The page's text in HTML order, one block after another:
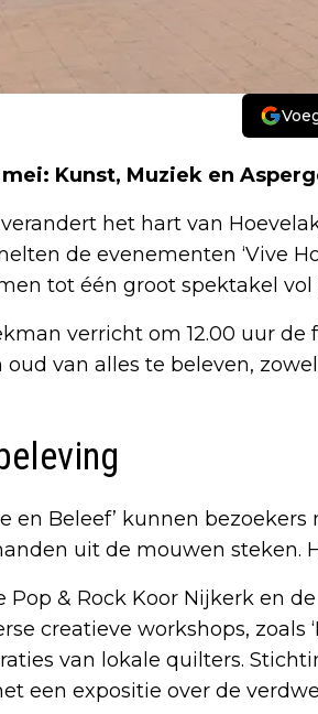
Kunst, Muziek en
het hart van
de evenementen ‘Vive
tot één groot spektakel
verricht om 12.00 uur de
oud van alles te beleven,
en Beleef’ kunnen
uit de mouwen steken.
& Rock Koor Nijkerk en
creatieve workshops, zoals
van lokale quilters.
een expositie over de